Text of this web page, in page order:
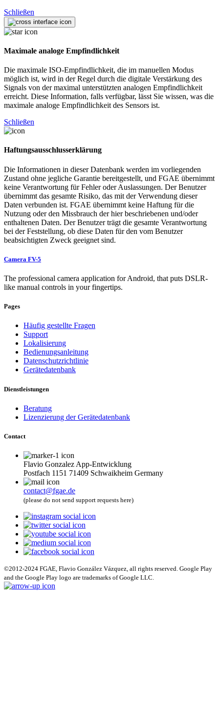
Schließen
Maximale analoge Empfindlichkeit
Die maximale ISO-Empfindlichkeit, die im manuellen Modus
möglich ist, wird in der Regel durch die digitale Verstärkung des
Signals von der maximal unterstützten analogen Empfindlichkeit
erreicht. Diese Information, falls verfügbar, lässt Sie wissen, was die
maximale analoge Empfindlichkeit des Sensors ist.
Schließen
Haftungsausschlusserklärung
Die Informationen in dieser Datenbank werden im vorliegenden
Zustand ohne jegliche Garantie bereitgestellt, und FGAE übernimmt
keine Verantwortung für Fehler oder Auslassungen. Der Benutzer
übernimmt das gesamte Risiko, das mit der Verwendung dieser
Daten verbunden ist. FGAE übernimmt keine Haftung für die
Nutzung oder den Missbrauch der hier beschriebenen und/oder
enthaltenen Daten. Der Benutzer trägt die gesamte Verantwortung
bei der Feststellung, ob diese Daten für den vom Benutzer
beabsichtigten Zweck geeignet sind.
Camera FV-5
The professional camera application for Android, that puts DSLR-
like manual controls in your fingertips.
Pages
Häufig gestellte Fragen
Support
Lokalisierung
Bedienungsanleitung
Datenschutzrichtlinie
Gerätedatenbank
Dienstleistungen
Beratung
Lizenzierung der Gerätedatenbank
Contact
Flavio Gonzalez App-Entwicklung
Postfach 1151 71409 Schwaikheim Germany
contact@fgae.de
(please do not send support requests here)
©2012-2024 FGAE, Flavio González Vázquez, all rights reserved. Google Play
and the Google Play logo are trademarks of Google LLC.